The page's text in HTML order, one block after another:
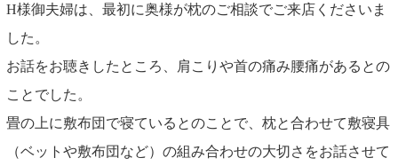
H様御夫婦は、最初に奥様が枕のご相談でご来店くださいま
した。
お話をお聴きしたところ、肩こりや首の痛み腰痛があるとの
ことでした。
畳の上に敷布団で寝ているとのことで、枕と合わせて敷寝具
（ベットや敷布団など）の組み合わせの大切さをお話させて